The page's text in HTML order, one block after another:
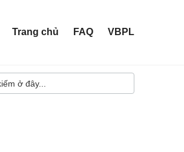
Trang chủ FAQ VBPL